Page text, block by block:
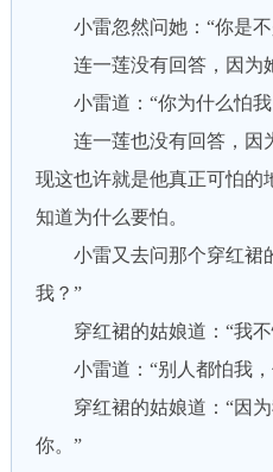
小雷忽然问她：“你是不
连一莲没有回答，因为她
小雷道：“你为什么怕我
连一莲也没有回答，因
现这也许就是他真正可怕的
知道为什么要怕。
小雷又去问那个穿红裙
我？”
穿红裙的姑娘道：“我不
小雷道：“别人都怕我，
穿红裙的姑娘道：“因为
你。”